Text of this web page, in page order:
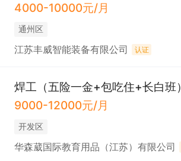
4000-10000元/月
通州区
江苏丰威智能装备有限公司 认证
焊工（五险一金+包吃住+长白班）
9000-12000元/月
开发区
华森葳国际教育用品（江苏）有限公司